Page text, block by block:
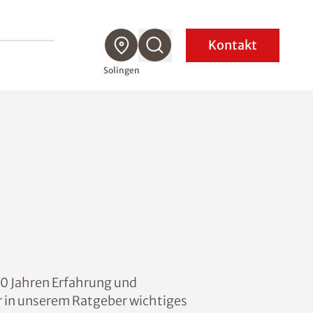
Solingen
Kontakt
Jahren Erfahrung und
unserem Ratgeber wichtiges